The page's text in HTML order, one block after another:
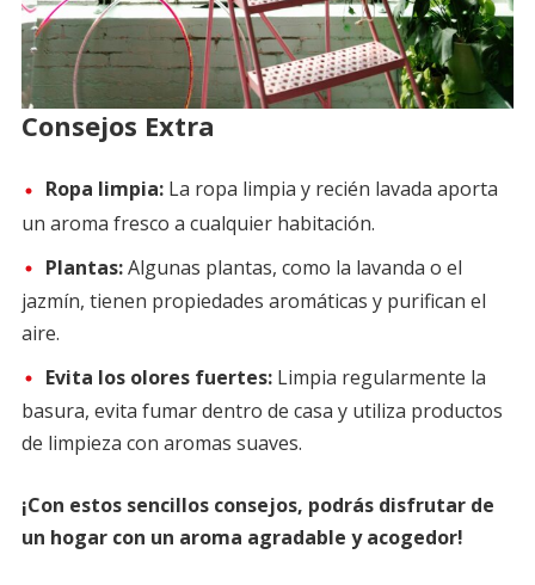
Consejos Extra
Ropa limpia:La ropa limpia y recién lavada aporta
un aroma fresco a cualquier habitación.
Plantas:Algunas plantas, como la lavanda o el
jazmín, tienen propiedades aromáticas y purifican el
aire.
Evita los olores fuertes:Limpia regularmente la
basura, evita fumar dentro de casa y utiliza productos
de limpieza con aromas suaves.
¡Con estos sencillos consejos, podrás disfrutar de
un hogar con un aroma agradable y acogedor!